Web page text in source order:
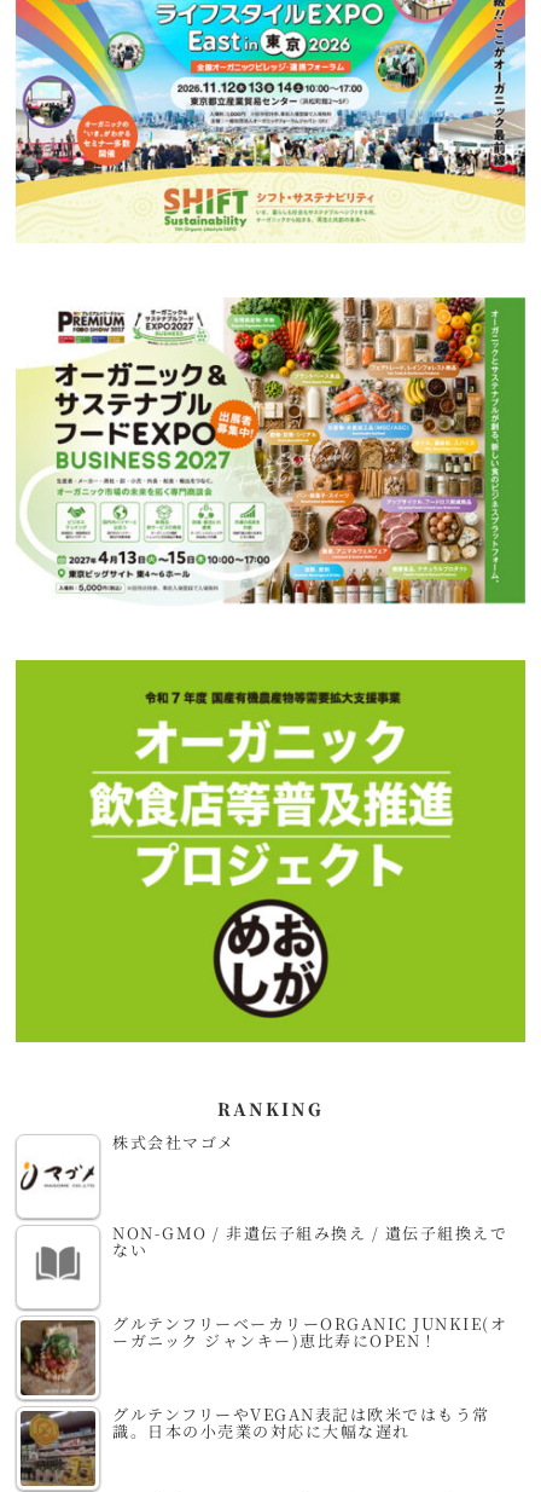
RANKING
株式会社マゴメ
NON-GMO / 非遺伝子組み換え / 遺伝子組換えで
ない
グルテンフリーベーカリーORGANIC JUNKIE(オ
ーガニック ジャンキー)恵比寿にOPEN！
グルテンフリーやVEGAN表記は欧米ではもう常
識。日本の小売業の対応に大幅な遅れ